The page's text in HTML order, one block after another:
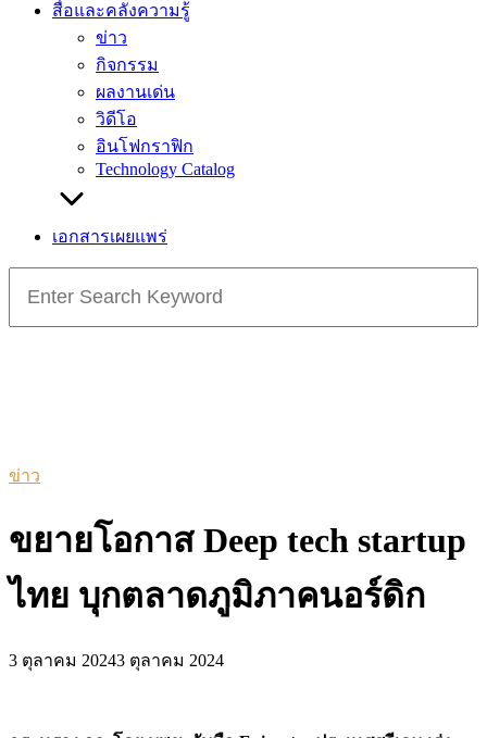
สื่อและคลังความรู้
ข่าว
กิจกรรม
ผลงานเด่น
วิดีโอ
อินโฟกราฟิก
Technology Catalog
เอกสารเผยแพร่
for:
ข่าว
ขยายโอกาส Deep tech startup
ไทย บุกตลาดภูมิภาคนอร์ดิก
3 ตุลาคม 20243 ตุลาคม 2024